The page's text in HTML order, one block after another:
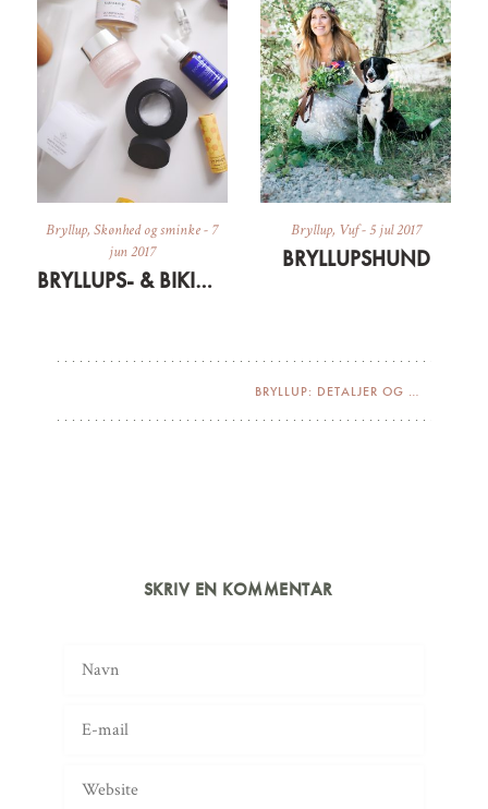
Bryllup,Skønhed og sminke- 7
jun 2017
BRYLLUPS- & BIKINIBOOTCAMP: SKØNHEDSFAVORITTER
Bryllup, Vuf-5 jul 2017
BRYLLUPSHUND
BRYLLUP: DETALJER OG INSPIRATION
SKRIV EN KOMMENTAR